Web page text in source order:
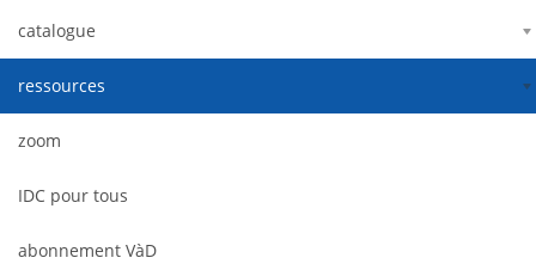
catalogue
ressources
zoom
IDC pour tous
abonnement VàD